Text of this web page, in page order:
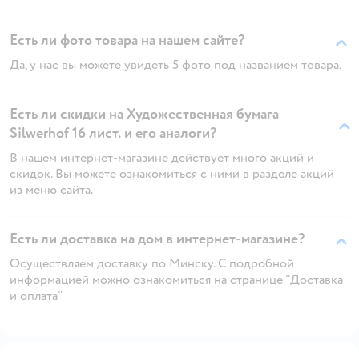
Есть ли фото товара на нашем сайте?
Да, у нас вы можете увидеть 5 фото под названием товара.
Есть ли скидки на Художественная бумага
Silwerhof 16 лист. и его аналоги?
В нашем интернет-магазине действует много акций и
скидок. Вы можете ознакомиться с ними в разделе акций
из меню сайта.
Есть ли доставка на дом в интернет-магазине?
Осуществляем доставку по Минску. С подробной
информацией можно ознакомиться на странице "Доставка
и оплата"